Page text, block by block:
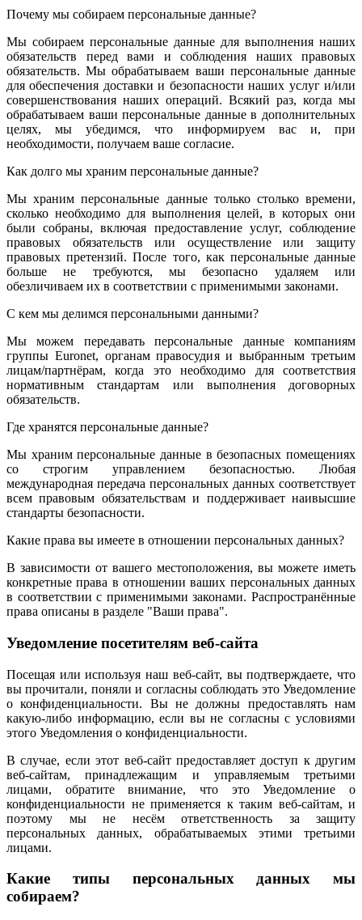
Почему мы собираем персональные данные?
Мы собираем персональные данные для выполнения наших
обязательств перед вами и соблюдения наших правовых
обязательств. Мы обрабатываем ваши персональные данные
для обеспечения доставки и безопасности наших услуг и/или
совершенствования наших операций. Всякий раз, когда мы
обрабатываем ваши персональные данные в дополнительных
целях, мы убедимся, что информируем вас и, при
необходимости, получаем ваше согласие.
Как долго мы храним персональные данные?
Мы храним персональные данные только столько времени,
сколько необходимо для выполнения целей, в которых они
были собраны, включая предоставление услуг, соблюдение
правовых обязательств или осуществление или защиту
правовых претензий. После того, как персональные данные
больше не требуются, мы безопасно удаляем или
обезличиваем их в соответствии с применимыми законами.
С кем мы делимся персональными данными?
Мы можем передавать персональные данные компаниям
группы Euronet, органам правосудия и выбранным третьим
лицам/партнёрам, когда это необходимо для соответствия
нормативным стандартам или выполнения договорных
обязательств.
Где хранятся персональные данные?
Мы храним персональные данные в безопасных помещениях
со строгим управлением безопасностью. Любая
международная передача персональных данных соответствует
всем правовым обязательствам и поддерживает наивысшие
стандарты безопасности.
Какие права вы имеете в отношении персональных данных?
В зависимости от вашего местоположения, вы можете иметь
конкретные права в отношении ваших персональных данных
в соответствии с применимыми законами. Распространённые
права описаны в разделе "Ваши права".
Уведомление посетителям веб-сайта
Посещая или используя наш веб-сайт, вы подтверждаете, что
вы прочитали, поняли и согласны соблюдать это Уведомление
о конфиденциальности. Вы не должны предоставлять нам
какую-либо информацию, если вы не согласны с условиями
этого Уведомления о конфиденциальности.
В случае, если этот веб-сайт предоставляет доступ к другим
веб-сайтам, принадлежащим и управляемым третьими
лицами, обратите внимание, что это Уведомление о
конфиденциальности не применяется к таким веб-сайтам, и
поэтому мы не несём ответственность за защиту
персональных данных, обрабатываемых этими третьими
лицами.
Какие типы персональных данных мы
собираем?